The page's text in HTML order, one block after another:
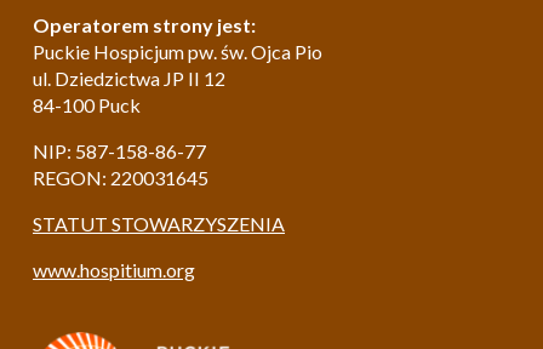
Operatorem strony jest:
Puckie Hospicjum pw. św. Ojca Pio
ul. Dziedzictwa JP II 12
84-100 Puck
NIP: 587-158-86-77
REGON: 220031645
STATUT STOWARZYSZENIA
www.hospitium.org